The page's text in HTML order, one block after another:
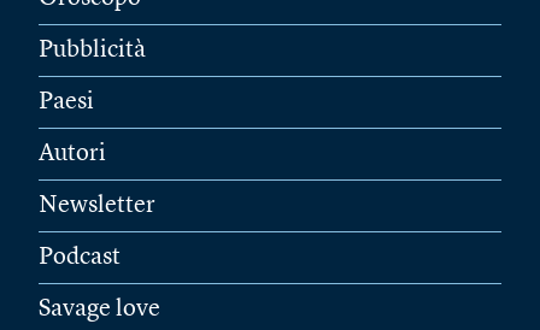
Pubblicità
Paesi
Autori
Newsletter
Podcast
Savage love